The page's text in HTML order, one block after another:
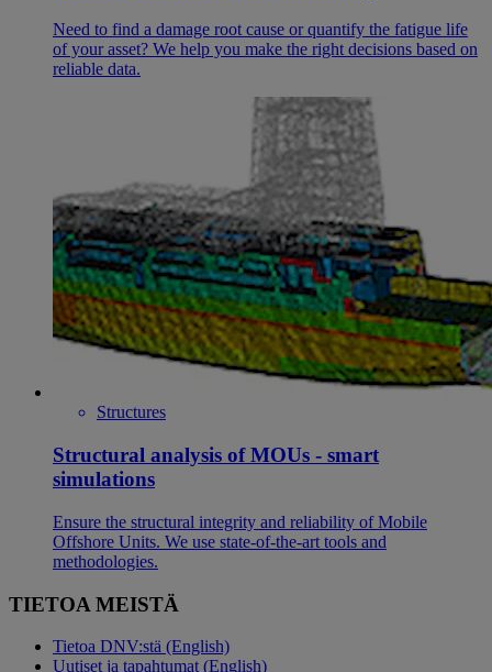
Need to find a damage root cause or quantify the fatigue life
of your asset? We help you make the right decisions based on
reliable data.
Structures
Structural analysis of MOUs - smart
simulations
Ensure the structural integrity and reliability of Mobile
Offshore Units. We use state-of-the-art tools and
methodologies.
TIETOA MEISTÄ
Tietoa DNV:stä (English)
Uutiset ja tapahtumat (English)